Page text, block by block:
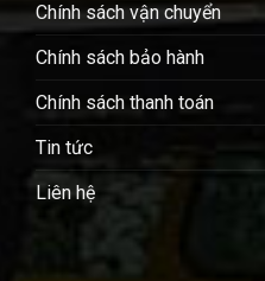
Chính sách vận chuyển
Chính sách bảo hành
Chính sách thanh toán
Tin tức
Liên hệ